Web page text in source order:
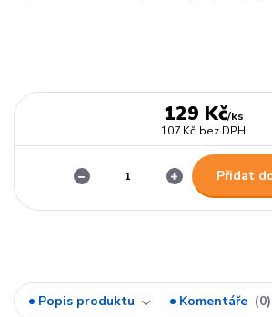
129 Kč/ks
107 Kč bez DPH
Přidat
Popis produktu Komentáře 0